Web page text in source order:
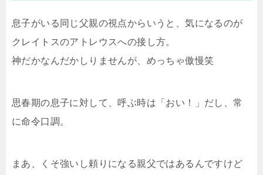
息子がいる同じ父親の視点からいうと、気になるのが
クレイトスのアトレウスへの接し方。
神だかなんだかしりませんが、めっちゃ傲慢笑
思春期の息子に対して、呼ぶ時は「おい！」だし、常
に命令口調。
まあ、くそ強いし頼りになる親父ではあるんですけど